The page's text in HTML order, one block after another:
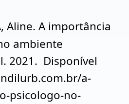
Aline. A importância
ambiente
. 2021. Disponível
a-
psicologo-no-